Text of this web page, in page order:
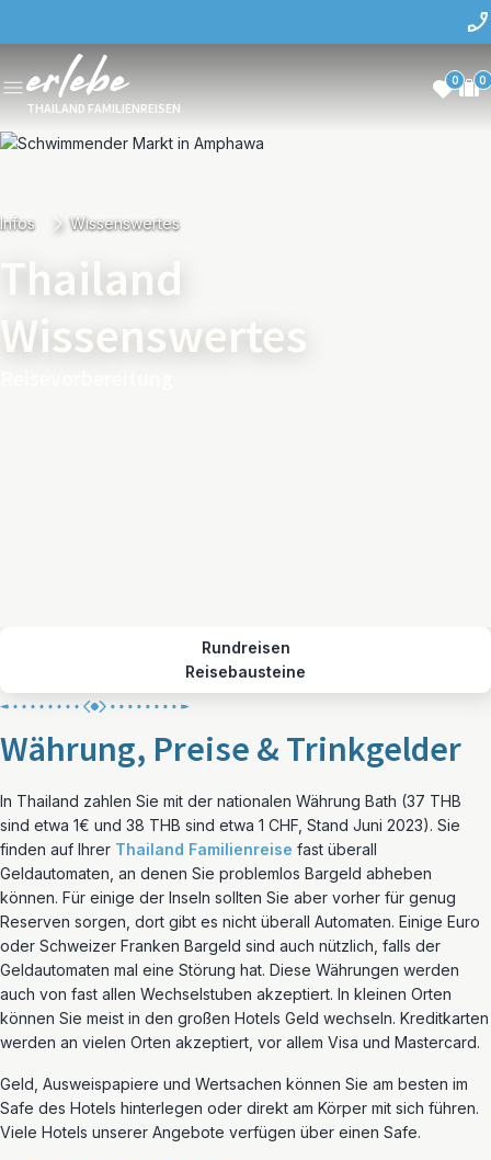
THAILAND FAMILIENREISEN
0 0
Infos Wissenswertes
Thailand
Wissenswertes
Rundreisen
Reisebausteine
Währung, Preise & Trinkgelder
In Thailand zahlen Sie mit der nationalen Währung Bath (37 THB
sind etwa 1€ und 38 THB sind etwa 1 CHF, Stand Juni 2023). Sie
finden auf Ihrer Thailand Familienreise fast überall
Geldautomaten, an denen Sie problemlos Bargeld abheben
können. Für einige der Inseln sollten Sie aber vorher für genug
Reserven sorgen, dort gibt es nicht überall Automaten. Einige Euro
oder Schweizer Franken Bargeld sind auch nützlich, falls der
Geldautomaten mal eine Störung hat. Diese Währungen werden
auch von fast allen Wechselstuben akzeptiert. In kleinen Orten
können Sie meist in den großen Hotels Geld wechseln. Kreditkarten
werden an vielen Orten akzeptiert, vor allem Visa und Mastercard.
Geld, Ausweispapiere und Wertsachen können Sie am besten im
Safe des Hotels hinterlegen oder direkt am Körper mit sich führen.
Viele Hotels unserer Angebote verfügen über einen Safe.